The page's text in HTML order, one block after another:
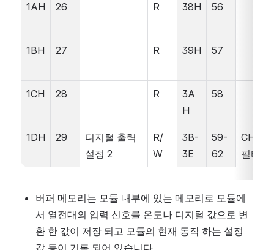
1AH 26 R 38H 56
1BH 27 R 39H 57
1CH 28 R
3A
H
58
1DH 29
디지털 출력
설정 2
R/
W
3B-
3E
59-
62
CH1-4
필터계
버퍼 메모리는 모듈 내부에 있는 메모리로 모듈에
서 열전대의 입력 신호를 온도나 디지털 값으로 변
환 한 값이 저장 되고 모듈의 현재 동작 하는 설정
값 등이 기록 되어 있습니다.